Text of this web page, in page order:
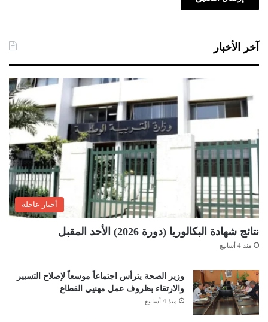
آخر الأخبار
أخبار عاجلة
نتائج شهادة البكالوريا (دورة 2026) الأحد المقبل
منذ 4 أسابيع
وزير الصحة يترأس اجتماعاً موسعاً لإصلاح التسيير
والارتقاء بظروف عمل مهنيي القطاع
منذ 4 أسابيع